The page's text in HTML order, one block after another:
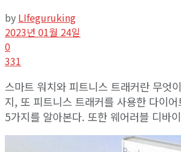
by LIfeguruking
2023년 01월 24일
0
331
스마트 워치와 피트니스 트래커란 무엇
지, 또 피트니스 트래커를 사용한 다이
5가지를 알아본다. 또한 웨어러블 디바